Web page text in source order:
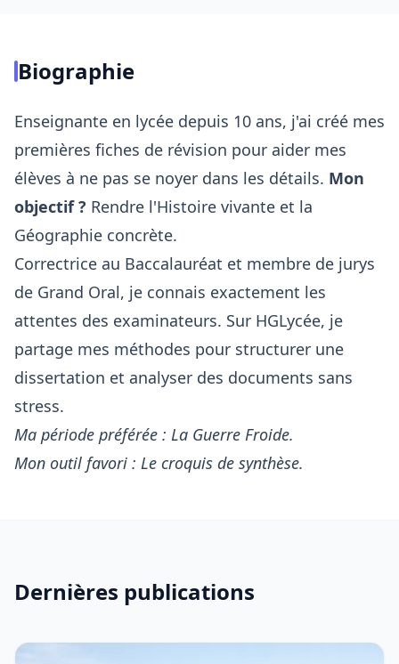
Biographie
Enseignante en lycée depuis 10 ans, j'ai créé mes
premières fiches de révision pour aider mes
élèves à ne pas se noyer dans les détails. Mon
objectif ? Rendre l'Histoire vivante et la
Géographie concrète.
Correctrice au Baccalauréat et membre de jurys
de Grand Oral, je connais exactement les
attentes des examinateurs. Sur HGLycée, je
partage mes méthodes pour structurer une
dissertation et analyser des documents sans
stress.
Ma période préférée : La Guerre Froide.
Mon outil favori : Le croquis de synthèse.
Dernières publications